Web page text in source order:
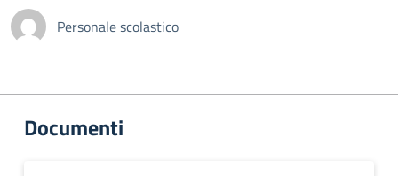
Personale scolastico
Documenti